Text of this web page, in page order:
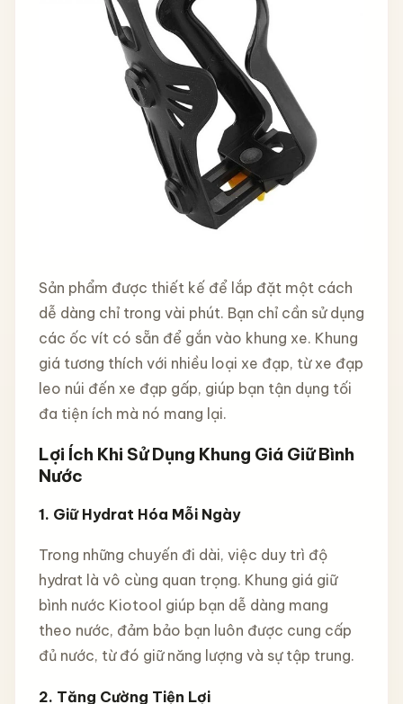
Sản phẩm được thiết kế để lắp đặt một cách
dễ dàng chỉ trong vài phút. Bạn chỉ cần sử dụng
các ốc vít có sẵn để gắn vào khung xe. Khung
giá tương thích với nhiều loại xe đạp, từ xe đạp
leo núi đến xe đạp gấp, giúp bạn tận dụng tối
đa tiện ích mà nó mang lại.
Lợi Ích Khi Sử Dụng Khung Giá Giữ Bình
Nước
1. Giữ Hydrat Hóa Mỗi Ngày
Trong những chuyến đi dài, việc duy trì độ
hydrat là vô cùng quan trọng. Khung giá giữ
bình nước Kiotool giúp bạn dễ dàng mang
theo nước, đảm bảo bạn luôn được cung cấp
đủ nước, từ đó giữ năng lượng và sự tập trung.
2. Tăng Cường Tiện Lợi